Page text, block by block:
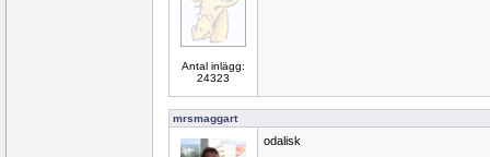
Antal inlägg:
24323
mrsmaggart
odalisk